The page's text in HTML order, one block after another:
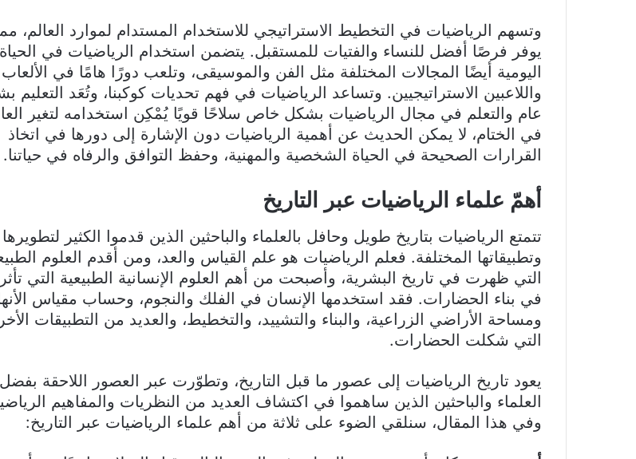
وتسهم الرياضيات في التخطيط الاستراتيجي للاستخدام المستدام لموارد العالم،
يوفر فرصًا أفضل للنساء والفتيات للمستقبل. يتضمن استخدام الرياضيات في الحياة
اليومية أيضًا المجالات المختلفة مثل الفن والموسيقى، وتلعب دورًا هامًا في الألعاب
واللاعبين الاستراتيجيين. وتساعد الرياضيات في فهم تحديات كوكبنا، وتُعَد التعليم
عام والتعلم في مجال الرياضيات بشكل خاص سلاحًا قويًا يُمْكِن استخدامه لتغير
في الختام، لا يمكن الحديث عن أهمية الرياضيات دون الإشارة إلى دورها في اتخاذ
القرارات الصحيحة في الحياة الشخصية والمهنية، وحفظ التوافق والرفاه في حياتنا.
أهمّ علماء الرياضيات عبر التاريخ
تتمتع الرياضيات بتاريخ طويل وحافل بالعلماء والباحثين الذين قدموا الكثير لتطويرها
وتطبيقاتها المختلفة. فعلم الرياضيات هو علم القياس والعد، ومن أقدم العلوم
التي ظهرت في تاريخ البشرية، وأصبحت من أهم العلوم الإنسانية الطبيعية التي
في بناء الحضارات. فقد استخدمها الإنسان في الفلك والنجوم، وحساب مقياس
ومساحة الأراضي الزراعية، والبناء والتشييد، والتخطيط، والعديد من التطبيقات
التي شكلت الحضارات.
يعود تاريخ الرياضيات إلى عصور ما قبل التاريخ، وتطوّرت عبر العصور اللاحقة بفضل
العلماء والباحثين الذين ساهموا في اكتشاف العديد من النظريات والمفاهيم
وفي هذا المقال، سنلقي الضوء على ثلاثة من أهم علماء الرياضيات عبر التاريخ: